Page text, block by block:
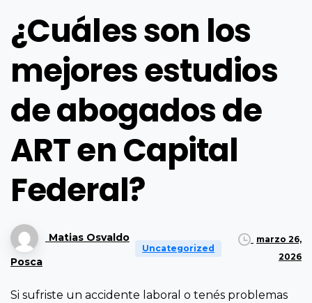
¿Cuáles son los
mejores estudios
de abogados de
ART en Capital
Federal?
Matias Osvaldo
Posca
Uncategorized
marzo 26,
2026
Si sufriste un accidente laboral o tenés problemas